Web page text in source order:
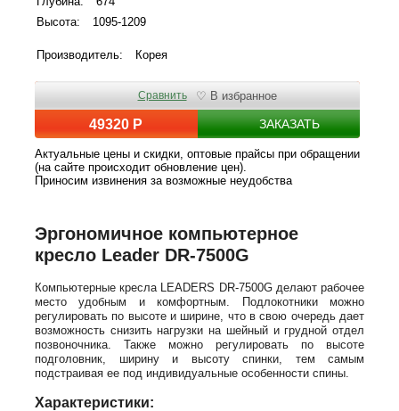
Высота:
1095-1209
Производитель: Корея
49320 Р ЗАКАЗАТЬ
Сравнить ♡ В избранное
Актуальные цены и скидки, оптовые прайсы при обращении
(на сайте происходит обновление цен).
Приносим извинения за возможные неудобства
Эргономичное компьютерное
кресло Leader DR-7500G
Компьютерные кресла LEADERS DR-7500G делают рабочее
место удобным и комфортным. Подлокотники можно
регулировать по высоте и ширине, что в свою очередь дает
возможность снизить нагрузки на шейный и грудной отдел
позвоночника. Также можно регулировать по высоте
подголовник, ширину и высоту спинки, тем самым
подстраивая ее под индивидуальные особенности спины.
Характеристики: